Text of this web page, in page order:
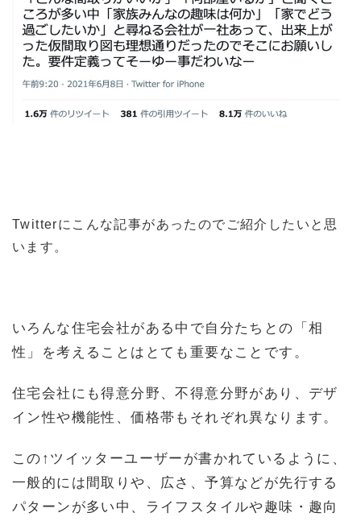
:
Twitterにこんな記事があったのでご紹介したいと思
います。
いろんな住宅会社がある中で自分たちとの「相
性」を考えることはとても重要なことです。
住宅会社にも得意分野、不得意分野があり、デザ
イン性や機能性、価格帯もそれぞれ異なります。
この↑ツイッターユーザーが書かれているように、
一般的には間取りや、広さ、予算などが先行する
パターンが多い中、ライフスタイルや趣味・趣向